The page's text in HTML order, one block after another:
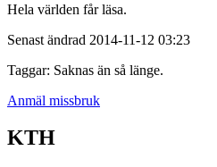
Hela världen får läsa.
Senast ändrad 2014-11-12 03:23
Taggar: Saknas än så länge.
Anmäl missbruk
KTH